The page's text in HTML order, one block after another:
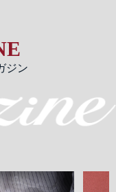
ジン